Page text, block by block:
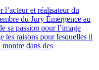
l’acteur et réalisateur du
du Jury Émergence au
sa passion pour l’image
les raisons pour lesquelles il
dans des